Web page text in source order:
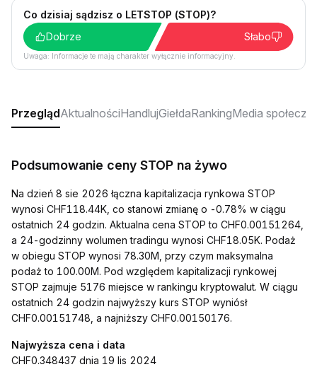
Co dzisiaj sądzisz o LETSTOP (STOP)?
Dobrze
Słabo
Uwaga: Informacje te mają charakter wyłącznie informacyjny.
PrzeglądAktualnościHandlujGiełdaRankingMedia
Podsumowanie ceny STOP na żywo
Na dzień 8 sie 2026 łączna kapitalizacja rynkowa STOP
wynosi CHF118.44K, co stanowi zmianę o -0.78% w ciągu
ostatnich 24 godzin. Aktualna cena STOP to CHF0.00151264,
a 24-godzinny wolumen tradingu wynosi CHF18.05K. Podaż
w obiegu STOP wynosi 78.30M, przy czym maksymalna
podaż to 100.00M. Pod względem kapitalizacji rynkowej
STOP zajmuje 5176 miejsce w rankingu kryptowalut. W ciągu
ostatnich 24 godzin najwyższy kurs STOP wyniósł
CHF0.00151748, a najniższy CHF0.00150176.
Najwyższa cena i data
CHF0.348437 dnia 19 lis 2024